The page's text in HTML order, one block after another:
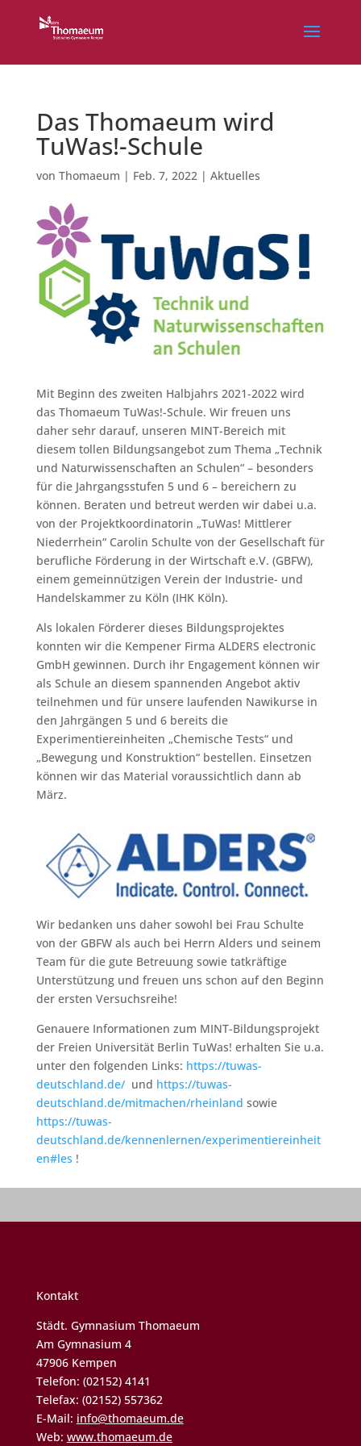
Das Thomaeum wird
TuWas!-Schule
von Thomaeum | Feb. 7, 2022| Aktuelles
Mit Beginn des zweiten Halbjahrs 2021-2022 wird
das Thomaeum TuWas!-Schule. Wir freuen uns
daher sehr darauf, unseren MINT-Bereich mit
diesem tollen Bildungsangebot zum Thema „Technik
und Naturwissenschaften an Schulen“ – besonders
für die Jahrgangsstufen 5 und 6 – bereichern zu
können. Beraten und betreut werden wir dabei u.a.
von der Projektkoordinatorin „TuWas! Mittlerer
Niederrhein“ Carolin Schulte von der Gesellschaft für
berufliche Förderung in der Wirtschaft e.V. (GBFW),
einem gemeinnützigen Verein der Industrie- und
Handelskammer zu Köln (IHK Köln).
Als lokalen Förderer dieses Bildungsprojektes
konnten wir die Kempener Firma ALDERS electronic
GmbH gewinnen. Durch ihr Engagement können wir
als Schule an diesem spannenden Angebot aktiv
teilnehmen und für unsere laufenden Nawikurse in
den Jahrgängen 5 und 6 bereits die
Experimentiereinheiten „Chemische Tests“ und
„Bewegung und Konstruktion“ bestellen. Einsetzen
können wir das Material voraussichtlich dann ab
März.
Wir bedanken uns daher sowohl bei Frau Schulte
von der GBFW als auch bei Herrn Alders und seinem
Team für die gute Betreuung sowie tatkräftige
Unterstützung und freuen uns schon auf den Beginn
der ersten Versuchsreihe!
Genauere Informationen zum MINT-Bildungsprojekt
der Freien Universität Berlin TuWas! erhalten Sie u.a.
unter den folgenden Links: https://tuwas-
deutschland.de/und https://tuwas-
deutschland.de/mitmachen/rheinland sowie
https://tuwas-
deutschland.de/kennenlernen/experimentiereinheit
en#les !
Kontakt
Städt. Gymnasium Thomaeum
Am Gymnasium 4
47906 Kempen
Telefon: (02152) 4141
Telefax: (02152) 557362
E-Mail: info@thomaeum.de
Web: www.thomaeum.de